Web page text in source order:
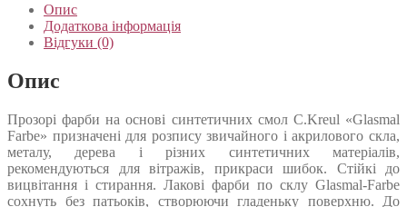
Опис
Додаткова інформація
Відгуки (0)
Опис
Прозорі фарби на основі синтетичних смол C.Kreul «Glasmal
Farbe» призначені для розпису звичайного і акрилового скла,
металу, дерева і різних синтетичних матеріалів,
рекомендуються для вітражів, прикраси шибок. Стійкі до
вицвітання і стирання. Лакові фарби по склу Glasmal-Farbe
сохнуть без патьоків, створюючи гладеньку поверхню. До